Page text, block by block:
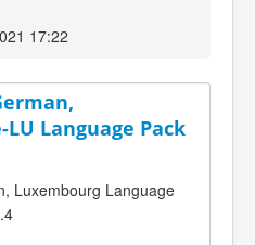
17:22
Language Pack
Luxembourg Language